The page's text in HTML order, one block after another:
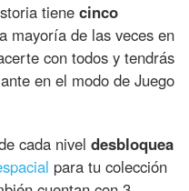
tienecinco
mayoría de las veces en
con todos y tendrás
en el modo de Juego
cada niveldesbloquea
para tu colección